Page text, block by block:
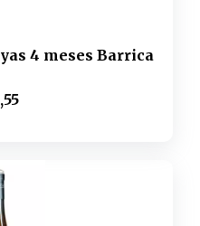
4 meses Barrica